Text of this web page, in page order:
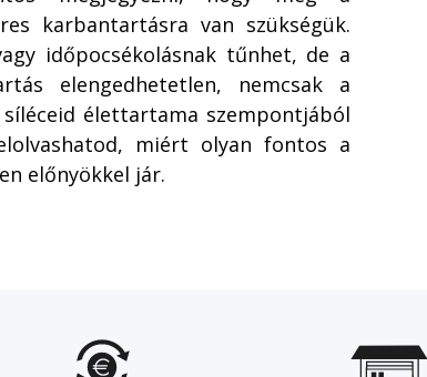
karbantartásra van szükségük.
időpocsékolásnak tűnhet, de a
elengedhetetlen, nemcsak a
élettartama szempontjából
miért olyan fontos a
előnyökkel jár.